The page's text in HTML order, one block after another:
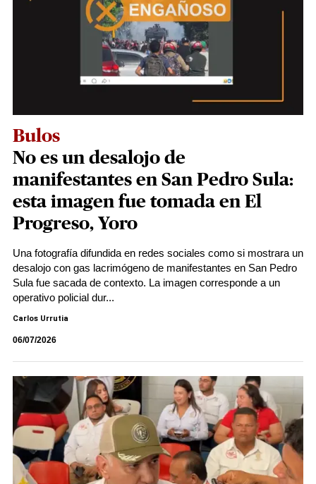
Bulos
No es un desalojo de
manifestantes en San Pedro Sula:
esta imagen fue tomada en El
Progreso, Yoro
Una fotografía difundida en redes sociales como si mostrara un
desalojo con gas lacrimógeno de manifestantes en San Pedro
Sula fue sacada de contexto. La imagen corresponde a un
operativo policial dur...
Carlos Urrutia
06/07/2026